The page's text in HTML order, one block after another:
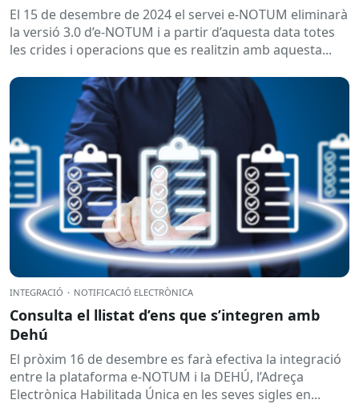
El 15 de desembre de 2024 el servei e-NOTUM eliminarà
la versió 3.0 d’e-NOTUM i a partir d’aquesta data totes
les crides i operacions que es realitzin amb aquesta...
INTEGRACIÓ · NOTIFICACIÓ ELECTRÒNICA
Consulta el llistat d’ens que s’integren amb
Dehú
El pròxim 16 de desembre es farà efectiva la integració
entre la plataforma e-NOTUM i la DEHÚ, l’Adreça
Electrònica Habilitada Única en les seves sigles en...